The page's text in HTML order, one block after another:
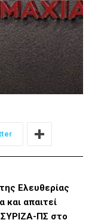
Ελευθερίας
και απαιτεί
ΣΥΡΙΖΑ-ΠΣ στο